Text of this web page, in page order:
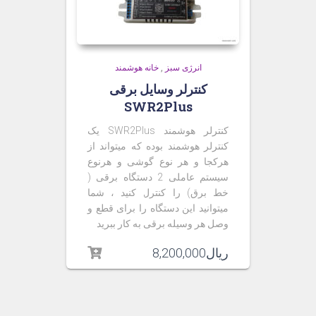
انرژی سبز ,خانه هوشمند
کنترلر وسایل برقی
SWR2Plus
کنترلر هوشمند SWR2Plus یک
کنترلر هوشمند بوده که میتواند از
هرکجا و هر نوع گوشی و هرنوع
سیستم عاملی 2 دستگاه برقی (
خط برق) را کنترل کنید ، شما
میتوانید این دستگاه را برای قطع و
وصل هر وسیله برقی به کار ببرید
ریال8,200,000